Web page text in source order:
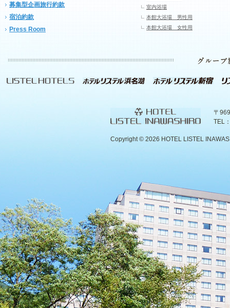
募集型企画旅行約款
宿泊約款
Press Room
室内浴場
本館大浴場 男性用
本館大浴場 女性用
〒
TEL
Copyright © 2026 HOTEL LISTEL